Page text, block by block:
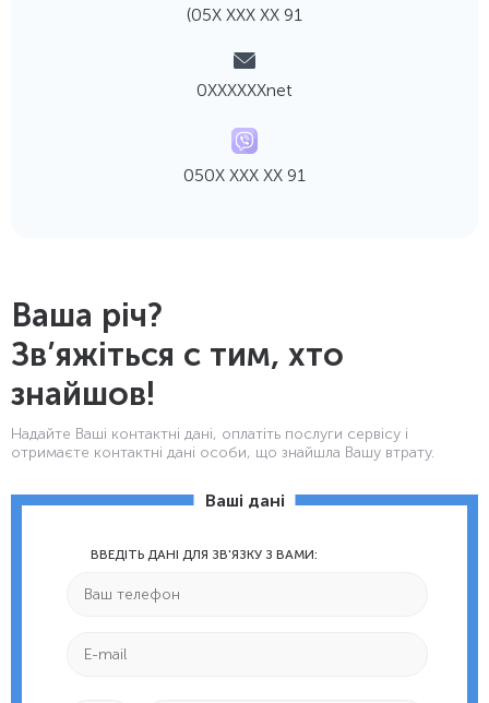
(05Х ХХХ ХХ 91
0ХХХХХХnet
050Х ХХХ ХХ 91
Ваша річ?
Зв’яжіться с тим, хто
знайшов!
Надайте Ваші контактнi дані, оплатіть послуги сервісу і
отримаєте контактні дані особи, що знайшла Вашу втрату.
Ваші дані
ВВЕДІТЬ ДАНІ ДЛЯ ЗВ'ЯЗКУ З ВАМИ: